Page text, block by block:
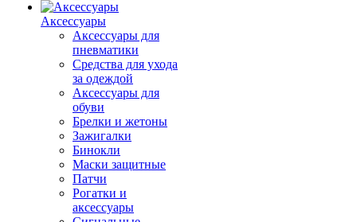
Аксессуары
Аксессуары для
пневматики
Средства для ухода
за одеждой
Аксессуары для
обуви
Брелки и жетоны
Зажигалки
Бинокли
Маски защитные
Патчи
Рогатки и
аксессуары